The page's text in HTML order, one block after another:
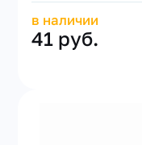
в наличии
41 руб.